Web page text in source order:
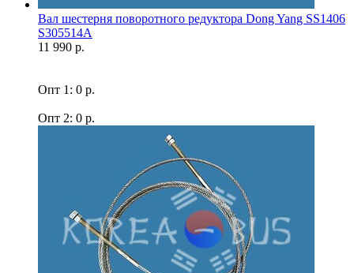
Вал шестерня поворотного редуктора Dong Yang SS1406
S305514A
11 990 р.
Опт 1: 0 р.
Опт 2: 0 р.